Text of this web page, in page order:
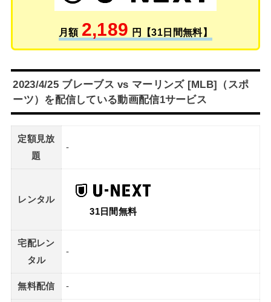
月額 2,189 円【31日間無料】
2023/4/25 ブレーブス vs マーリンズ [MLB]（スポ
ーツ）を配信している動画配信1サービス
定額見放
題
-
レンタル
31日間無料
宅配レン
タル
-
無料配信 -